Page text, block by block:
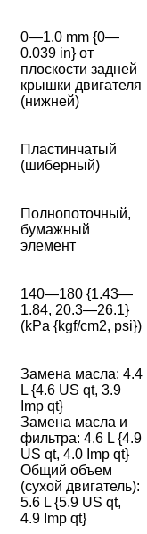
0—1.0 mm {0—
0.039 in} от
плоскости задней
крышки двигателя
(нижней)
Пластинчатый
(шиберный)
Полнопоточный,
бумажный
элемент
140—180 {1.43—
1.84, 20.3—26.1}
(kPa {kgf/cm2, psi})
Замена масла: 4.4
L {4.6 US qt, 3.9
Imp qt}
Замена масла и
фильтра: 4.6 L {4.9
US qt, 4.0 Imp qt}
Общий объем
(сухой двигатель):
5.6 L {5.9 US qt,
4.9 Imp qt}